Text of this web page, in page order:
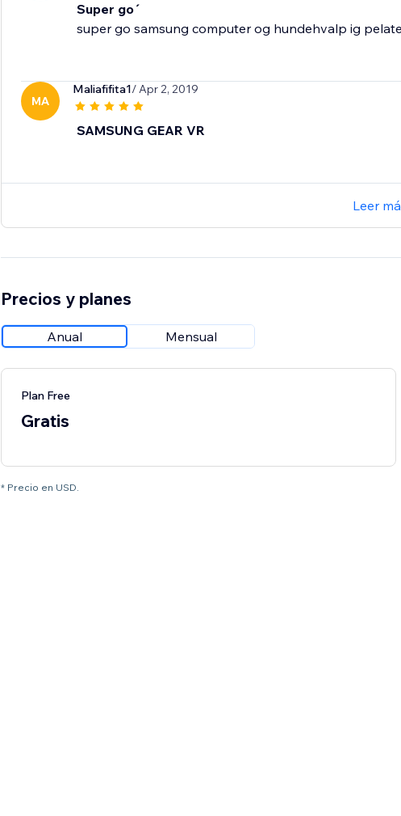
Super go´
super go samsung computer og hundehvalp ig
MA
Maliafifita1/ Apr 2, 2019
SAMSUNG GEAR VR
Leer
Precios y planes
Anual Mensual
Plan Free
Gratis
* Precio en USD.